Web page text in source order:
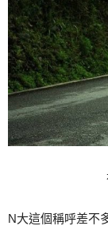
N大這個稱呼差不